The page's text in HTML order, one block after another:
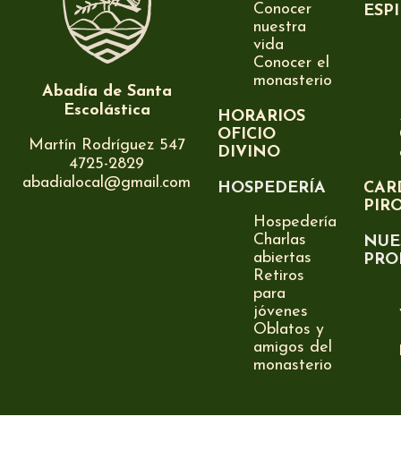
Abadía de Santa
Escolástica
Martín Rodríguez 547
4725-2829
abadialocal@gmail.com
Conocer
nuestra
vida
Conocer el
monasterio
HORARIOS
OFICIO
DIVINO
HOSPEDERÍA
Hospedería
Charlas
abiertas
Retiros
para
jóvenes
Oblatos y
amigos del
monasterio